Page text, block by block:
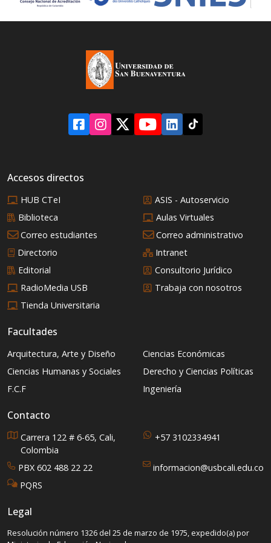
Accesos directos
HUB CTeI
ASIS - Autoservicio
Biblioteca
Aulas Virtuales
Correo estudiantes
Correo administrativo
Directorio
Intranet
Editorial
Consultorio Jurídico
RadioMedia USB
Trabaja con nosotros
Tienda Universitaria
Facultades
Arquitectura, Arte y Diseño
Ciencias Económicas
Ciencias Humanas y Sociales
Derecho y Ciencias Políticas
F.C.F
Ingeniería
Contacto
Carrera 122 # 6-65, Cali,
Colombia
+57 3102334941
PBX 602 488 22 22
informacion@usbcali.edu.co
PQRS
Legal
Resolución número 1326 del 25 de marzo de 1975, expedido(a) por